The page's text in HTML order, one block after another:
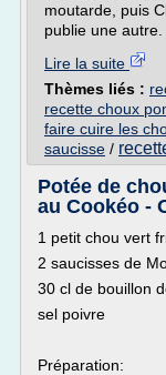
moutarde, puis
publie une autre.
Lire la suite
Thèmes liés :
recette choux
faire cuire les
saucisse /
Potée de
au Cookéo -
1 petit chou vert
2 saucisses de
30 cl de bouillon
sel poivre
Préparation: